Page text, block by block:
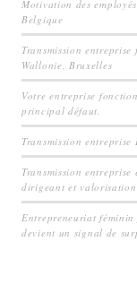
Motivation des
Belgique
Transmission
Wallonie, Bruxelles
Votre entreprise
principal défaut.
Transmission
Transmission
dirigeant et valorisation
Entrepreneuriat
devient un signal de